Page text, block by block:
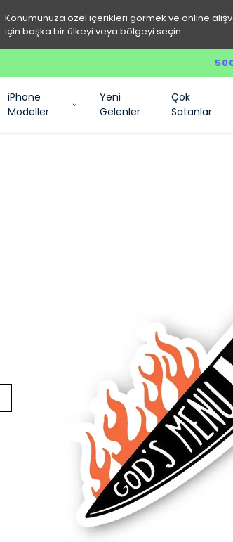
Konumunuza özel içerikleri görmek ve online
için başka bir ülkeyi veya bölgeyi seçin.
iPhone
Modeller
Yeni
Gelenler
Çok
Satanlar